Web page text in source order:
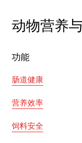
动物营养
功能
肠道健康
营养效率
饲料安全